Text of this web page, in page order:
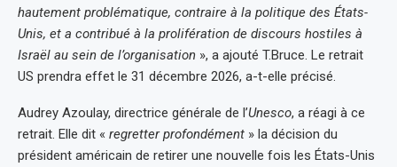
hautement problématique, contraire à la politique des États-
Unis, et a contribué à la prolifération de discours hostiles à
Israël au sein de l’organisation », a ajouté T.Bruce. Le retrait
US prendra effet le 31 décembre 2026, a-t-elle précisé.
Audrey Azoulay, directrice générale de l’Unesco, a réagi à ce
retrait. Elle dit « regretter profondément » la décision du
président américain de retirer une nouvelle fois les États-Unis